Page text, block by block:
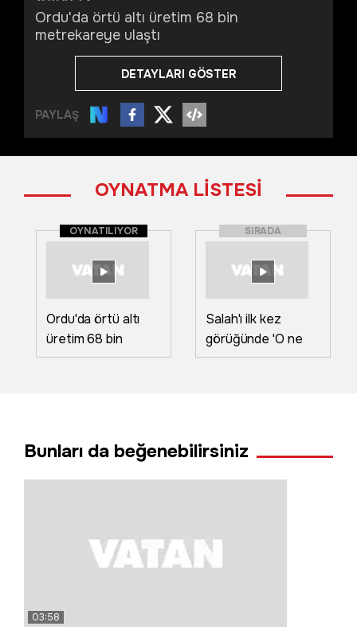
Ordu'da örtü altı üretim 68 bin
metrekareye ulaştı
DETAYLARI GÖSTER
PAYLAŞ
OYNATMA LİSTESİ
OYNATILIYOR
Ordu'da örtü altı
üretim 68 bin
metrekareye ulaştı
SIRADA
Salah'ı ilk kez
görüğünde 'O ne
bilama bişe' diyen
Bunları da beğenebilirsiniz
03:58